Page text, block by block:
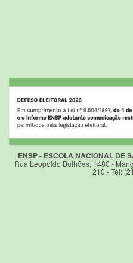
ENSP - ESCOLA NACIONAL DE
Rua Leopoldo Bulhões, 1480 -
210 - Tel: